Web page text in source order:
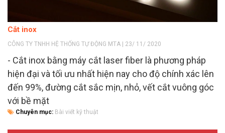
Cắt inox
CÔNG TY TNHH HỆ THỐNG TỰ ĐỘNG MTA | 23/ 11/ 2020
- Cắt inox bằng máy cắt laser fiber là phương pháp
hiện đại và tối ưu nhất hiện nay cho độ chính xác lên
đến 99%, đường cắt sắc mịn, nhỏ, vết cắt vuông góc
với bề mặt
Chuyên mục: Bài viết kỹ thuật